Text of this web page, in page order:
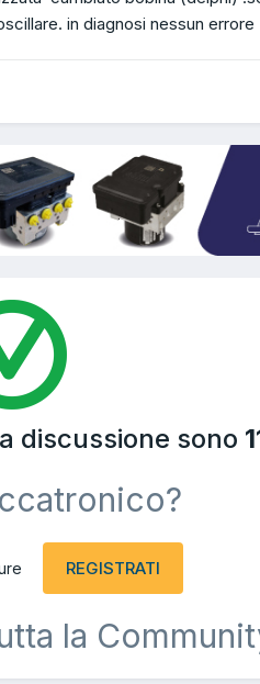
in diagnosi nessun errore
discussione sono
REGISTRATI
la